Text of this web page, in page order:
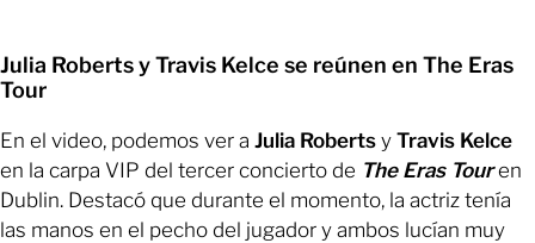
Julia Roberts y Travis Kelce se reúnen en The Eras
Tour
En el video, podemos ver a Julia Roberts y Travis Kelce
en la carpa VIP del tercer concierto de The Eras Touren
Dublin. Destacó que durante el momento, la actriz tenía
las manos en el pecho del jugador y ambos lucían muy